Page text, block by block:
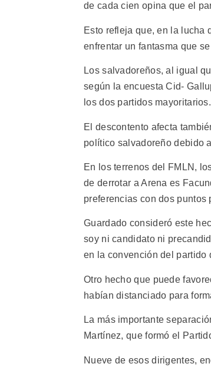
de cada cien opina que el
Esto refleja que, en la lucha
enfrentar un fantasma que
Los salvadoreños, al igual
según la encuesta Cid-
los dos partidos mayoritarios.
El descontento afecta
político salvadoreño debido
En los terrenos del FMLN,
de derrotar a Arena es
preferencias con dos
Guardado consideró este
soy ni candidato ni
en la convención del partido
Otro hecho que puede
habían distanciado para
La más importante
Martínez, que formó el
Nueve de esos dirigentes,